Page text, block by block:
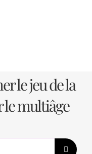
le jeu de la
le multiâge